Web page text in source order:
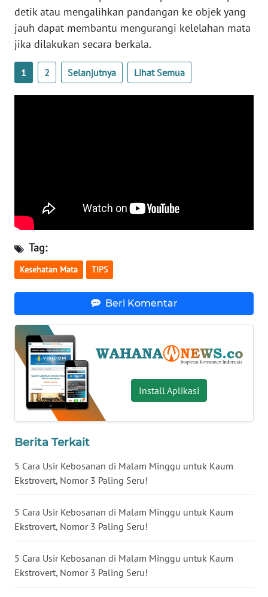
detik atau mengalihkan pandangan ke objek yang
jauh dapat membantu mengurangi kelelahan mata
jika dilakukan secara berkala.
1 2 Selanjutnya Lihat Semua
Tag:
Kesehatan Mata TIPS
Beri Komentar
Install Aplikasi
Berita Terkait
5 Cara Usir Kebosanan di Malam Minggu untuk Kaum
Ekstrovert, Nomor 3 Paling Seru!
5 Cara Usir Kebosanan di Malam Minggu untuk Kaum
Ekstrovert, Nomor 3 Paling Seru!
5 Cara Usir Kebosanan di Malam Minggu untuk Kaum
Ekstrovert, Nomor 3 Paling Seru!
WN
BABEL
WN
SUMBAR
LAMPUNG
JATENG
NUSANTARA
WN
JOGJA
WN
JATIM
WN
KALBAR
KALTENG
KALTARA